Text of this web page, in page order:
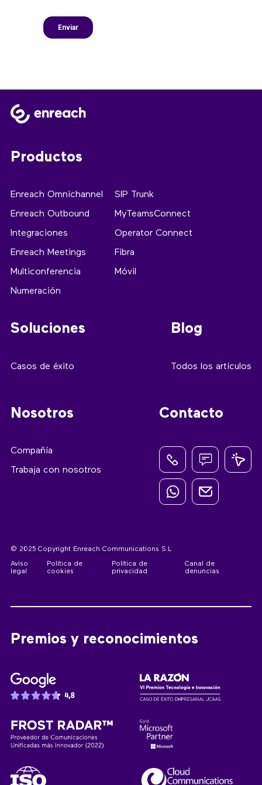
Productos
Enreach Omnichannel
Enreach Outbound
Integraciones
Enreach Meetings
Multiconferencia
Numeración
SIP Trunk
MyTeamsConnect
Operator Connect
Fibra
Móvil
Soluciones
Casos de éxito
Blog
Todos los artículos
Nosotros
Compañía
Trabaja con nosotros
Contacto
© 2025 Copyright Enreach Communications S.L
Aviso
legal
Política de
cookies
Política de
privacidad
Canal de
denuncias
Premios y reconocimientos